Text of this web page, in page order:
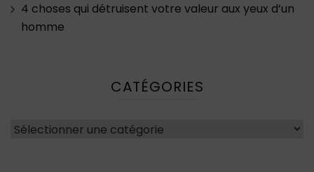
4 choses qui détruisent votre valeur aux yeux d’un
homme
CATÉGORIES
Catégories